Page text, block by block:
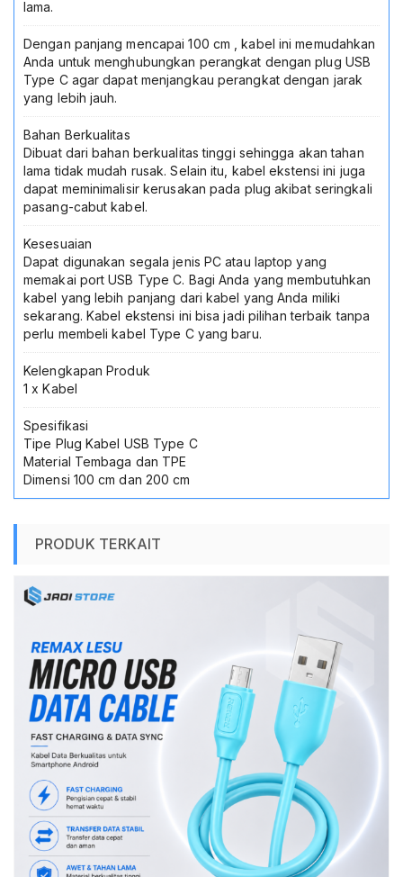
Tersedia
Jadi
Store
Lamongan
lama.
Dengan panjang mencapai 100 cm , kabel ini memudahkan
Anda untuk menghubungkan perangkat dengan plug USB
Type C agar dapat menjangkau perangkat dengan jarak
yang lebih jauh.
Bahan Berkualitas
Dibuat dari bahan berkualitas tinggi sehingga akan tahan
lama tidak mudah rusak. Selain itu, kabel ekstensi ini juga
dapat meminimalisir kerusakan pada plug akibat seringkali
pasang-cabut kabel.
Kesesuaian
Dapat digunakan segala jenis PC atau laptop yang
memakai port USB Type C. Bagi Anda yang membutuhkan
kabel yang lebih panjang dari kabel yang Anda miliki
sekarang. Kabel ekstensi ini bisa jadi pilihan terbaik tanpa
perlu membeli kabel Type C yang baru.
Kelengkapan Produk
1 x Kabel
Spesifikasi
Tipe Plug Kabel USB Type C
Material Tembaga dan TPE
Dimensi 100 cm dan 200 cm
PRODUK TERKAIT